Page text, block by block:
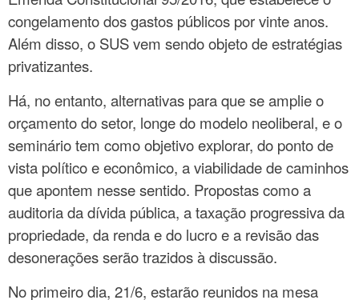
congelamento dos gastos públicos por vinte anos.
Além disso, o SUS vem sendo objeto de estratégias
privatizantes.
Há, no entanto, alternativas para que se amplie o
orçamento do setor, longe do modelo neoliberal, e o
seminário tem como objetivo explorar, do ponto de
vista político e econômico, a viabilidade de caminhos
que apontem nesse sentido. Propostas como a
auditoria da dívida pública, a taxação progressiva da
propriedade, da renda e do lucro e a revisão das
desonerações serão trazidos à discussão.
No primeiro dia, 21/6, estarão reunidos na mesa